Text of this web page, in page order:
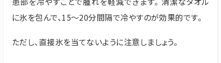
に氷を包んで、15～20分間隔で冷やすのが効果的です。
ただし、直接氷を当てないように注意しましょう。